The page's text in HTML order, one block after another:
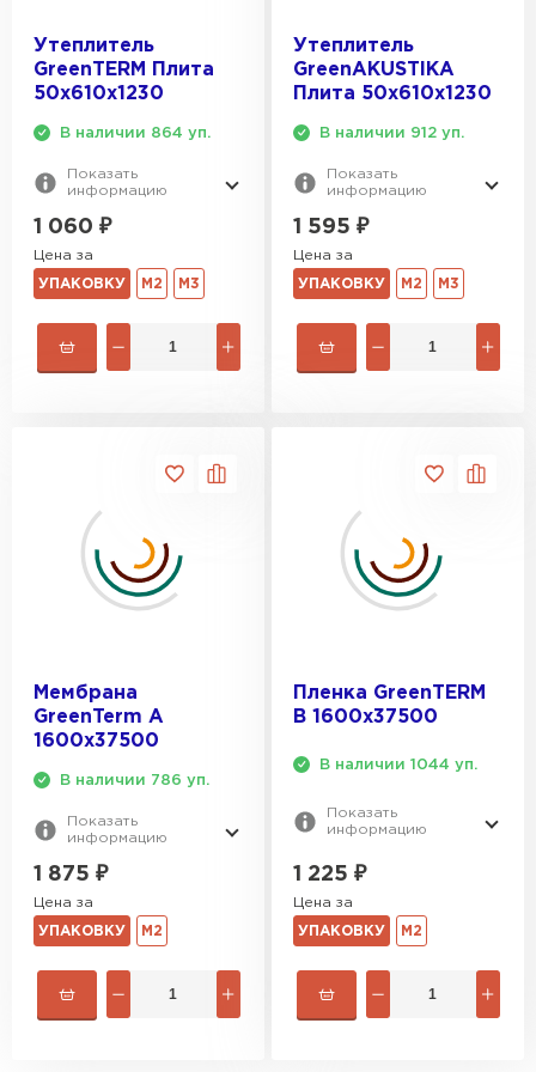
Утеплитель
GreenTERM Плита
50х610х1230
В наличии 864 уп.
Показать
информацию
1 060 ₽
Цена за
УПАКОВКУ М2 М3
Утеплитель
GreenAKUSTIKA
Плита 50х610х1230
В наличии 912 уп.
Показать
информацию
1 595 ₽
Цена за
УПАКОВКУ М2 М3
Мембрана
GreenTerm A
1600х37500
В наличии 786 уп.
Показать
информацию
1 875 ₽
Цена за
УПАКОВКУ М2
Пленка GreenTERM
B 1600х37500
В наличии 1044 уп.
Показать
информацию
1 225 ₽
Цена за
УПАКОВКУ М2
ПЕРЕЙТИ
Утеплитель Isover
ПЕРЕЙТИ
ПЕРЕЙТИ
Утеплитель Penoplex
Утеплитель Ursa
ПЕРЕЙТИ